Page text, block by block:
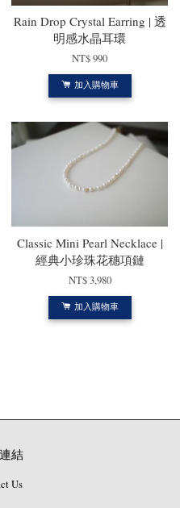
Rain Drop Crystal Earring | 透
明感水晶耳環
NT$ 990
加入購物車
Classic Mini Pearl Necklace |
經典小珍珠花穗項鏈
NT$ 3,980
加入購物車
結
Us